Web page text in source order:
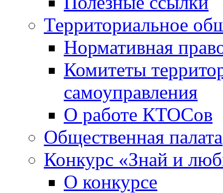
Территориальное
Нормативная
Комитеты
самоуправления
О работе КТОСов
Общественная палата
Конкурс «Знай и
О конкурсе